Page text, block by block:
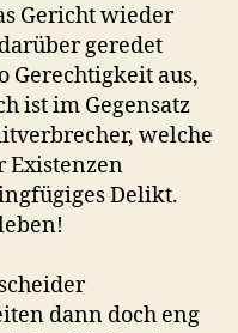
Gericht wieder
geredet
Gerechtigkeit aus,
ist im Gegensatz
welche
Existenzen
Delikt.
dann doch eng